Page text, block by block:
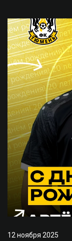
12 ноября 2025